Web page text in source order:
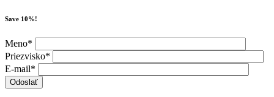
Save 10%!
Meno*
Priezvisko*
E-mail*